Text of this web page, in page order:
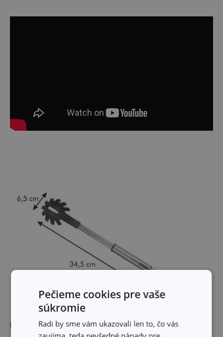
Rozmery
Pečieme cookies pre vaše
súkromie
Radi by sme vám ukazovali len to, čo vás